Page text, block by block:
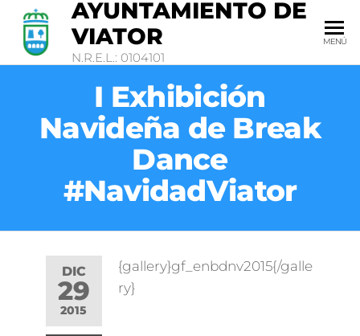
AYUNTAMIENTO DE
VIATOR
N.R.E.L.: 0104101
MENÚ
I Exhibición
Navideña de Break
Dance
#NavidadViator
DIC
29
2015
{gallery}gf_enbdnv2015{/galle
ry}